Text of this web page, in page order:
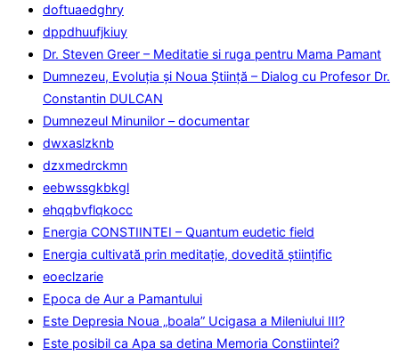
doftuaedghry
dppdhuufjkiuy
Dr. Steven Greer – Meditatie si ruga pentru Mama Pamant
Dumnezeu, Evoluţia şi Noua Ştiinţă – Dialog cu Profesor Dr.
Constantin DULCAN
Dumnezeul Minunilor – documentar
dwxaslzknb
dzxmedrckmn
eebwssgkbkgl
ehqqbvflqkocc
Energia CONSTIINTEI – Quantum eudetic field
Energia cultivată prin meditaţie, dovedită ştiinţific
eoeclzarie
Epoca de Aur a Pamantului
Este Depresia Noua „boala” Ucigasa a Mileniului III?
Este posibil ca Apa sa detina Memoria Constiintei?